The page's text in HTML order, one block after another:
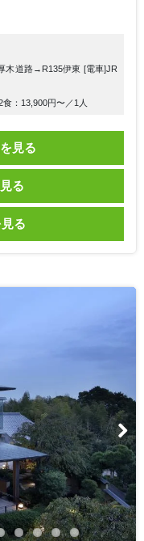
木道路→R135伊東 [電車]JR
：13,900円〜／1人
見る
る
る